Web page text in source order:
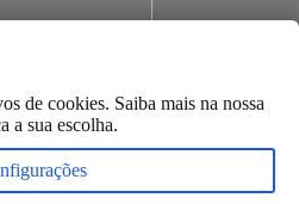
de cookies. Saiba mais na nossa
a sua escolha.